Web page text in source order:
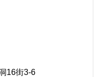
16街3-6